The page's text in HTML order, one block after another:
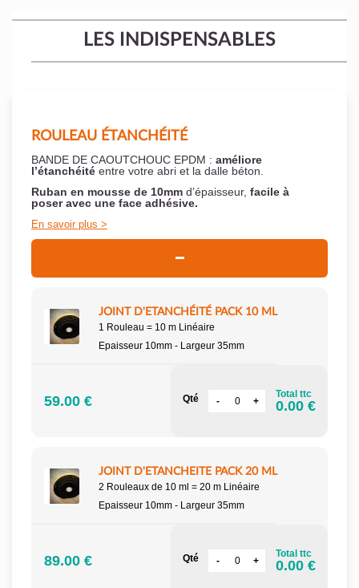
LES INDISPENSABLES
ROULEAU ÉTANCHÉITÉ
BANDE DE CAOUTCHOUC EPDM : améliore
l’étanchéité entre votre abri et la dalle béton.
Ruban en mousse de 10mm d’épaisseur, facile à
poser avec une face adhésive.
En savoir plus
JOINT D'ETANCHÉITÉ PACK 10 ML
1 Rouleau = 10 m Linéaire
Epaisseur 10mm - Largeur 35mm
59.00 € Qté Total ttc
0.00 €
JOINT D'ETANCHEITE PACK 20 ML
2 Rouleaux de 10 ml = 20 m Linéaire
Epaisseur 10mm - Largeur 35mm
89.00 € Qté Total ttc
0.00 €